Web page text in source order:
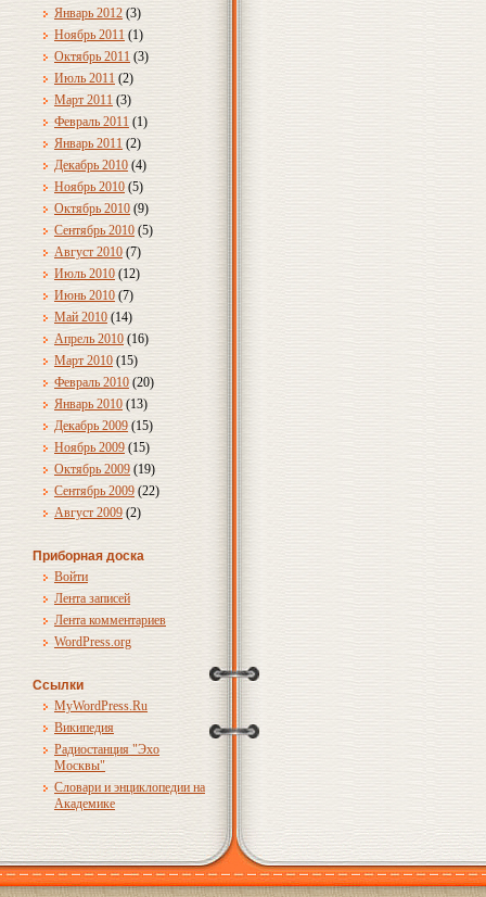
Январь 2012 (3)
Ноябрь 2011 (1)
Октябрь 2011 (3)
Июль 2011 (2)
Март 2011 (3)
Февраль 2011 (1)
Январь 2011 (2)
Декабрь 2010 (4)
Ноябрь 2010 (5)
Октябрь 2010 (9)
Сентябрь 2010 (5)
Август 2010 (7)
Июль 2010 (12)
Июнь 2010 (7)
Май 2010 (14)
Апрель 2010 (16)
Март 2010 (15)
Февраль 2010 (20)
Январь 2010 (13)
Декабрь 2009 (15)
Ноябрь 2009 (15)
Октябрь 2009 (19)
Сентябрь 2009 (22)
Август 2009 (2)
Приборная доска
Войти
Лента записей
Лента комментариев
WordPress.org
Ссылки
MyWordPress.Ru
Википедия
Радиостанция "Эхо
Москвы"
Словари и энциклопедии на
Академике